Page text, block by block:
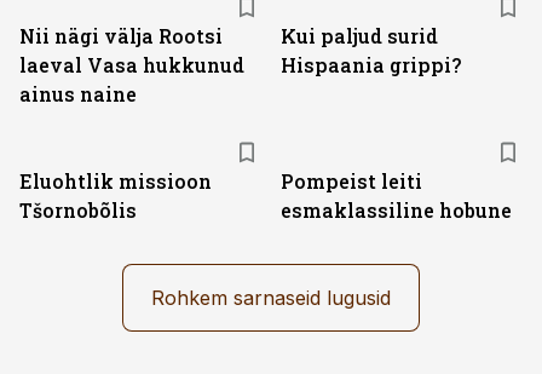
Nii nägi välja Rootsi
laeval Vasa hukkunud
ainus naine
Kui paljud surid
Hispaania grippi?
Eluohtlik missioon
Tšornobõlis
Pompeist leiti
esmaklassiline hobune
Rohkem sarnaseid lugusid